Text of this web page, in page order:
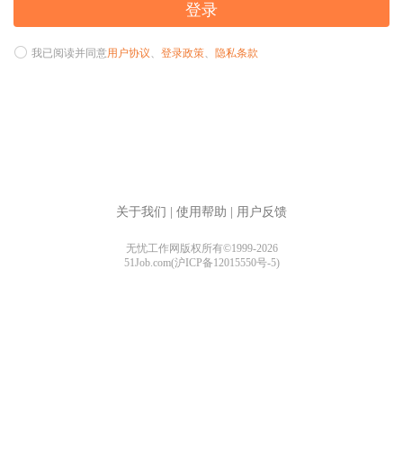
登录
我已阅读并同意用户协议、 登录政策、 隐私条款
关于我们 使用帮助 用户反馈
无忧工作网版权所有©1999-2026
51Job.com(沪ICP备12015550号-5)